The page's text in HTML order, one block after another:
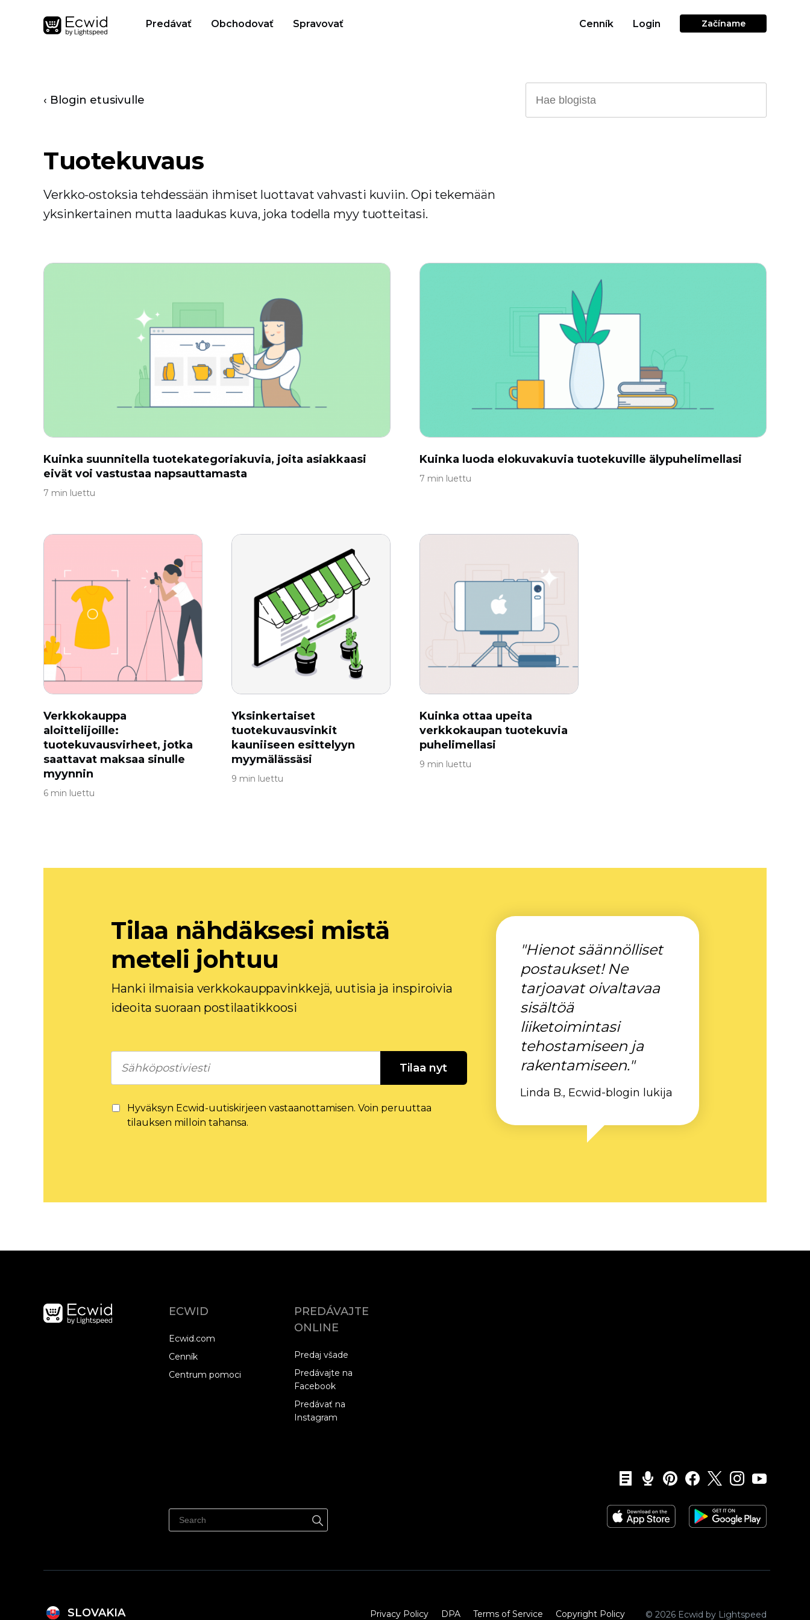
Predávať Obchodovať Spravovať Cenník Login Začíname
‹ Blogin etusivulle
Tuotekuvaus
Verkko-ostoksia tehdessään ihmiset luottavat vahvasti kuviin. Opi tekemään
yksinkertainen mutta laadukas kuva, joka todella myy tuotteitasi.
Kuinka suunnitella tuotekategoriakuvia, joita asiakkaasi
eivät voi vastustaa napsauttamasta
7 min luettu
Kuinka luoda elokuvakuvia tuotekuville älypuhelimellasi
7 min luettu
Verkkokauppa
aloittelijoille:
tuotekuvausvirheet, jotka
saattavat maksaa sinulle
myynnin
6 min luettu
Yksinkertaiset
tuotekuvausvinkit
kauniiseen esittelyyn
myymälässäsi
9 min luettu
Kuinka ottaa upeita
verkkokaupan tuotekuvia
puhelimellasi
9 min luettu
Tilaa nähdäksesi mistä
meteli johtuu
Hanki ilmaisia ​​verkkokauppavinkkejä, uutisia ja inspiroivia
ideoita suoraan postilaatikkoosi
Tilaa nyt
Hyväksyn Ecwid-uutiskirjeen vastaanottamisen. Voin peruuttaa
tilauksen milloin tahansa.
"Hienot säännölliset
postaukset! Ne
tarjoavat oivaltavaa
sisältöä
liiketoimintasi
tehostamiseen ja
rakentamiseen."
Linda B., Ecwid-blogin lukija
ECWID
Ecwid.com
Cenník
Centrum pomoci
PREDÁVAJTE
ONLINE
Predaj všade
Predávajte na
Facebook
Predávať na
Instagram
© 2026 Ecwid by Lightspeed
Privacy Policy DPA Terms of Service Copyright Policy‎
SLOVAKIA